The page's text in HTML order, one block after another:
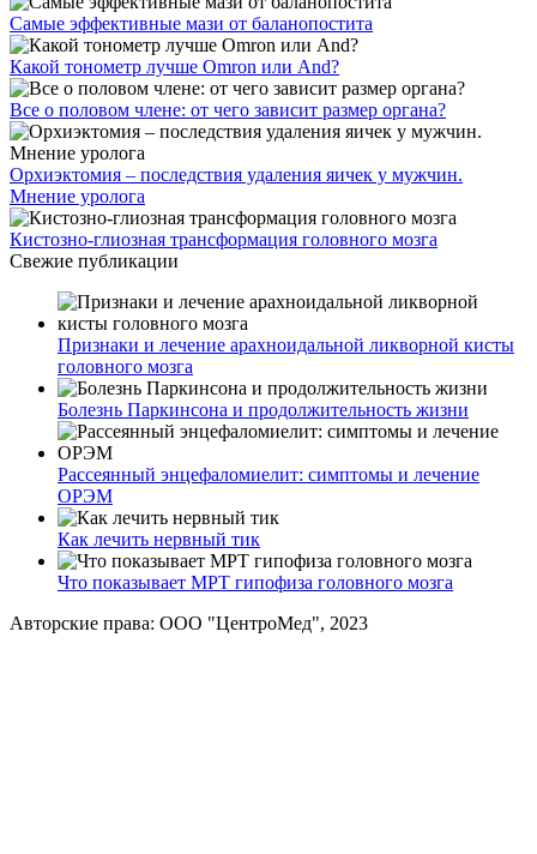
Самые эффективные мази от баланопостита
Какой тонометр лучше Omron или And?
Все о половом члене: от чего зависит размер органа?
Орхиэктомия – последствия удаления яичек у мужчин.
Мнение уролога
Кистозно-глиозная трансформация головного мозга
Свежие публикации
Признаки и лечение арахноидальной ликворной кисты
головного мозга
Болезнь Паркинсона и продолжительность жизни
Рассеянный энцефаломиелит: симптомы и лечение
ОРЭМ
Как лечить нервный тик
Что показывает МРТ гипофиза головного мозга
Авторские права: ООО "ЦентроМед", 2023